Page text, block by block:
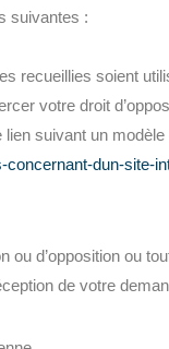
suivantes :
recueillies soient
votre droit
suivant un
dun-site-
d’opposition ou
de votre